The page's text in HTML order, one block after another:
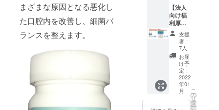
まざまな原因となる悪化し
た口腔内を改善し、細菌バ
ランスを整えます。
ドな交
流会、
食事
会、旅
行、大
人の生
涯学
習、料
理教室
など。
新谷江
里子が
招待を
格2,500
円(税別)
× 2個=
69,300
円+送
【法人
向け福
利厚生
セッ
ト】 営
業時や
接客時
のエチ
ケット
とし
て、福
利厚生
でクレ
支援
者：
7人
お届
け予
定：
2022
年01
月
こ
の
リ
タ
ー